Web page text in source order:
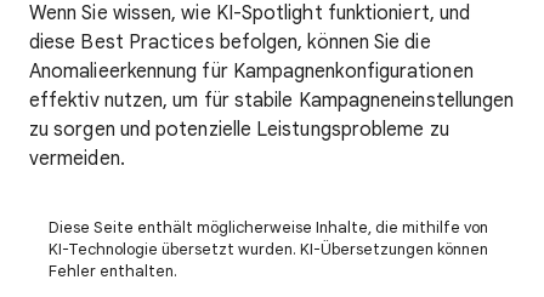
Wenn Sie wissen, wie KI-Spotlight funktioniert, und
diese Best Practices befolgen, können Sie die
Anomalieerkennung für Kampagnenkonfigurationen
effektiv nutzen, um für stabile Kampagneneinstellungen
zu sorgen und potenzielle Leistungsprobleme zu
vermeiden.
Diese Seite enthält möglicherweise Inhalte, die mithilfe von
KI-Technologie übersetzt wurden. KI-Übersetzungen können
Fehler enthalten.